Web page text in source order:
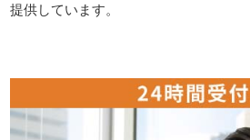
提供しています。